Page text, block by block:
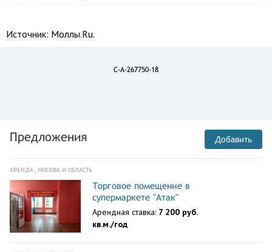
Источник: Моллы.Ru.
C-A-267750-18
Предложения Добавить
АРЕНДА , МОСКВА И ОБЛАСТЬ
Торговое помещение в
супермаркете "Атак"
Арендная ставка: 7 200 руб.
кв.м./год